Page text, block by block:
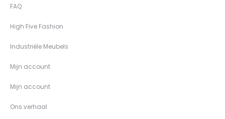
FAQ
High Five Fashion
Industriële Meubels
Mijn account
Mijn account
Ons verhaal